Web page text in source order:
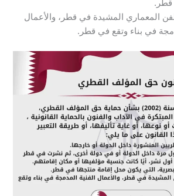
قطر.
المعماري المشيدة في قطر، والأعمال
في بناء وتقع في قطر.